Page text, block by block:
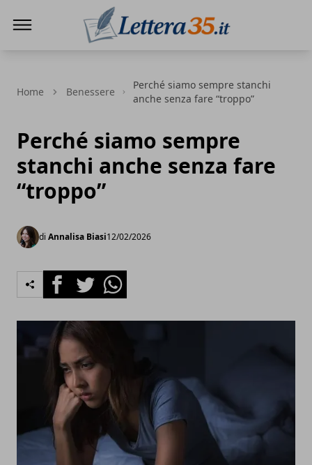
Home Benessere
Perché siamo sempre stanchi
anche senza fare “troppo”
Perché siamo sempre
stanchi anche senza fare
“troppo”
di Annalisa Biasi12/02/2026
FacebookTwitterWhatsapp